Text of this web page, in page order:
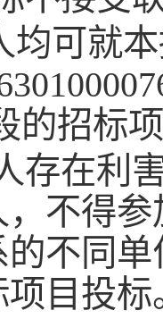
均可就
的招标
存在利
不得
不同
目投